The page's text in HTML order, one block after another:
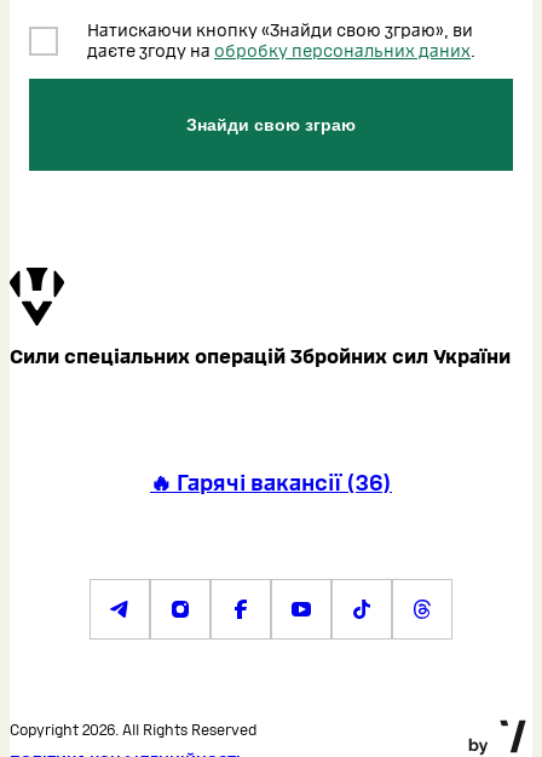
Натискаючи кнопку «Знайди свою зграю», ви
даєте згоду на обробку персональних даних.
Знайди свою зграю
Сили спеціальних операцій Збройних сил України
🔥 Гарячі вакансії(36)
Copyright 2026. All Rights Reserved